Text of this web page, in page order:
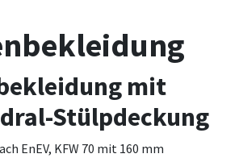
mit
Stülpdeckung
EnEV, KFW 70 mit 160 mm